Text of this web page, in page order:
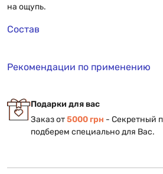
на ощупь.
Состав
Рекомендации по применению
Подарки для вас
Заказ от5000 грн - Секретный
подберем специально для Вас.